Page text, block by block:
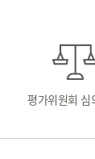
평가위원회 심